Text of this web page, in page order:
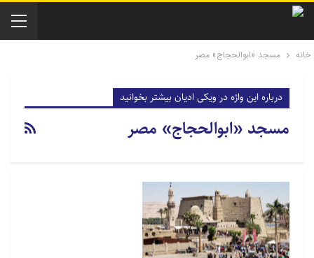
خانه مسجد «ابوالحجاج» مصر
درباره این واژه در ویکی ادیان بیشتر بخوانید
مسجد «ابوالحجاج» مصر